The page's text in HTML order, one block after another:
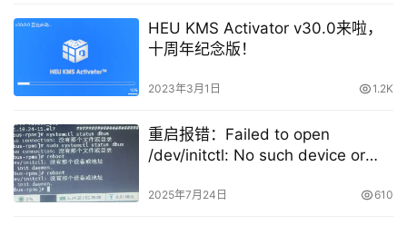
HEU KMS Activator v30.0来啦，
十周年纪念版！
2023年3月1日 1.2K
重启报错：Failed to open
/dev/initctl: No such device or
2025年7月24日 610